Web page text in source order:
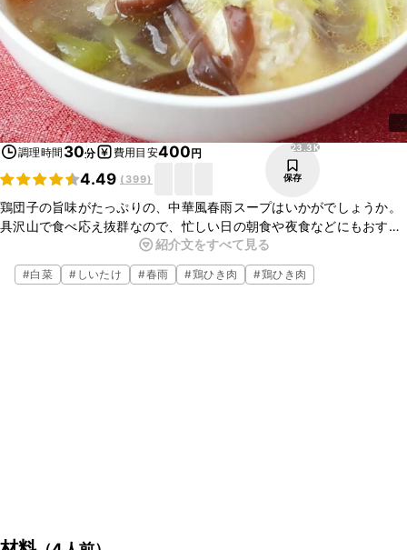
調理時間 30分 費用目安400円
4.49 ( 399)
23.3K
保存
鶏団子の旨味がたっぷりの、中華風春雨スープはいかがでしょうか。
具沢山で食べ応え抜群なので、忙しい日の朝食や夜食などにもおすす
めです。冷蔵庫の残り物でも簡単に作れるので、是非作ってみてくだ
さいね。
紹介文をすべて見る
#白菜 # しいたけ #春雨 #鶏ひき肉 #鶏ひき肉